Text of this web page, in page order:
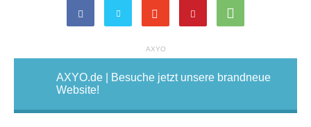
AXYO
AXYO.de | Besuche jetzt unsere brandneue
Website!